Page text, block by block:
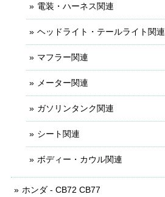
電装・ハーネス関連
ヘッドライト・テールライト関連
マフラー関連
メーター関連
ガソリンタンク関連
シート関連
ボディー・カウル関連
ホンダ - CB72 CB77